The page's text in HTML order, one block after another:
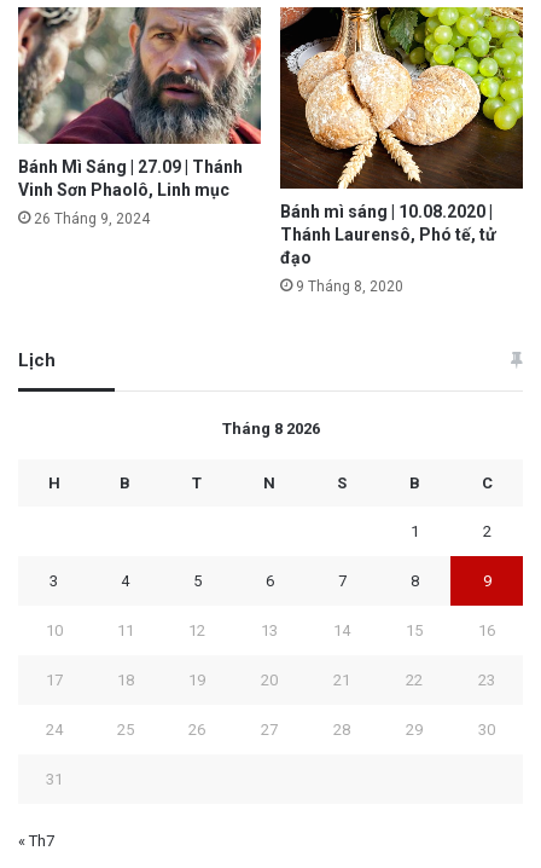
Bánh Mì Sáng | 27.09 | Thánh
Vinh Sơn Phaolô, Linh mục
26 Tháng 9, 2024
Bánh mì sáng | 10.08.2020 |
Thánh Laurensô, Phó tế, tử
đạo
9 Tháng 8, 2020
Lịch
Tháng 8 2026
H B T N S B C
1 2
3 4 5 6 7 8 9
10 11 12 13 14 15 16
17 18 19 20 21 22 23
24 25 26 27 28 29 30
31
« Th7